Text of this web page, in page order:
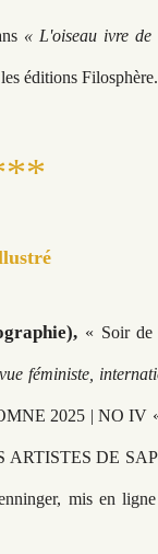
« L'oiseau ivre de
éditions Filosphère.
« Soir de
féministe,
2025 | NO IV
DE
mis en